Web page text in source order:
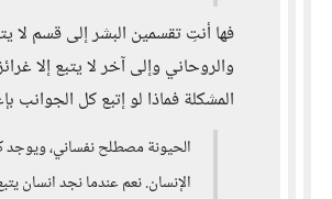
فها أنتِ تقسمين البشر إلى قسم لا
والروحاني وإلى آخر لا يتبع إلا
المشكلة فماذا لو إتبع كل الجوانب
الحيونة مصطلح نفساني،
الإنسان. نعم عندما نجد انسان